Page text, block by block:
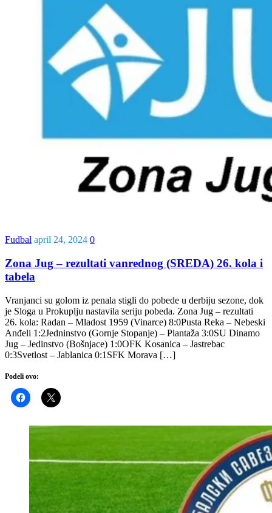
Fudbal april 24, 2024 0
Zona Jug – rezultati vanrednog (SREDA) 26. kola i
tabela
Vranjanci su golom iz penala stigli do pobede u derbiju sezone, dok
je Sloga u Prokuplju nastavila seriju pobeda. Zona Jug – rezultati
26. kola: Radan – Mladost 1959 (Vinarce) 8:0Pusta Reka – Nebeski
Anđeli 1:2Jedninstvo (Gornje Stopanje) – Plantaža 3:0SU Dinamo
Jug – Jedinstvo (Bošnjace) 1:0OFK Kosanica – Jastrebac
0:3Svetlost – Jablanica 0:1SFK Morava […]
Podeli ovo: